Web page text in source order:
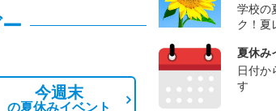
今週末
の夏休みイベント
学校の
ク！夏
夏休み
日付か
す